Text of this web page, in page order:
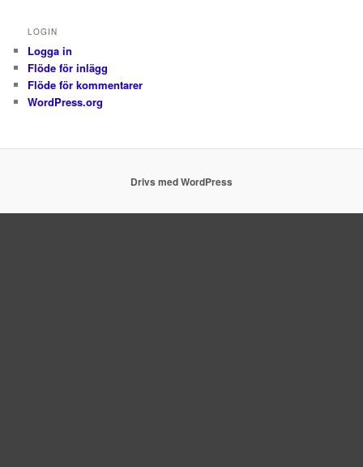
LOGIN
Logga in
Flöde för inlägg
Flöde för kommentarer
WordPress.org
Drivs med WordPress